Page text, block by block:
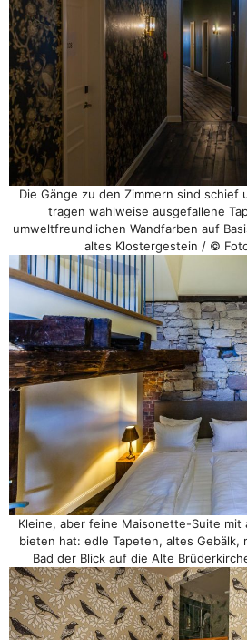
Die Gänge zu den Zimmern sind schief
tragen wahlweise ausgefallene
umweltfreundlichen Wandfarben auf
altes Klostergestein / ©
Kleine, aber feine Maisonette-Suite mit
bieten hat: edle Tapeten, altes Gebälk,
Bad der Blick auf die Alte